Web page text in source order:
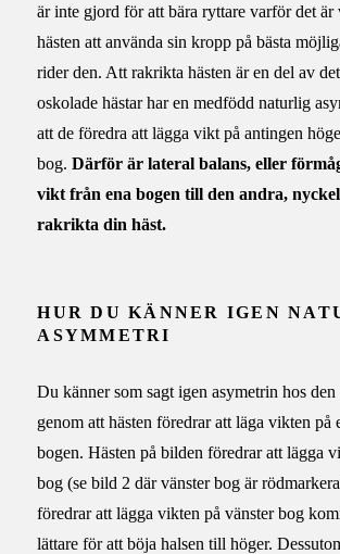
är inte gjord för att bära ryttare varför det
hästen att använda sin kropp på bästa
rider den. Att rakrikta hästen är en del av
oskolade hästar har en medfödd naturlig
att de föredra att lägga vikt på antingen
bog.Därför är lateral balans, eller
vikt från ena bogen till den andra,
rakrikta din häst.
HUR DU KÄNNER IGEN
ASYMMETRI
Du känner som sagt igen asymetrin hos den
genom att hästen föredrar att läga vikten på
bogen. Hästen på bilden föredrar att lägga
bog (se bild 2 där vänster bog är
föredrar att lägga vikten på vänster bog
lättare för att böja halsen till höger.